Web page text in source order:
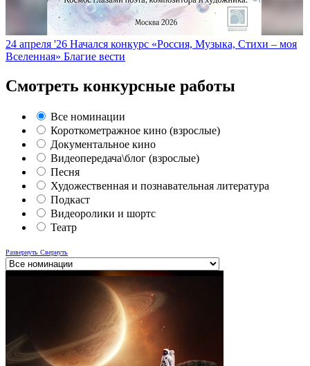
24 апреля '26 Начался конкурс «Россия, Музыка, Стихи – моя
Вселенная» Благие вести
Смотреть конкурсные работы
Все номинации
Короткометражное кино (взрослые)
Документальное кино
Видеопередача\блог (взрослые)
Песня
Художественная и познавательная литература
Подкаст
Видеоролики и шортс
Театр
Развернуть Свернуть